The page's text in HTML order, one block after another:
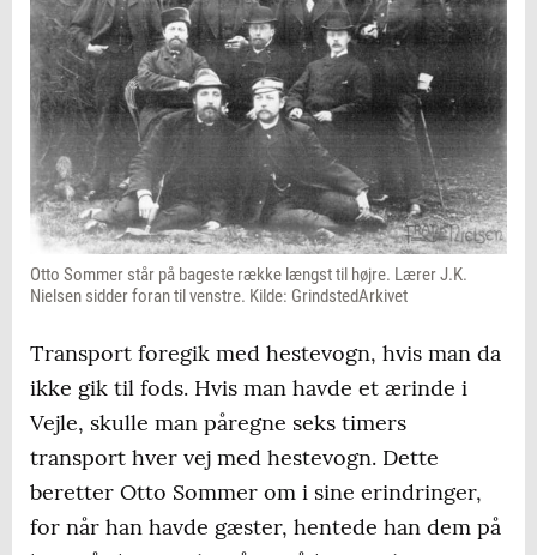
Otto Sommer står på bageste række længst til højre. Lærer J.K.
Nielsen sidder foran til venstre. Kilde: GrindstedArkivet
Transport foregik med hestevogn, hvis man da
ikke gik til fods. Hvis man havde et ærinde i
Vejle, skulle man påregne seks timers
transport hver vej med hestevogn. Dette
beretter Otto Sommer om i sine erindringer,
for når han havde gæster, hentede han dem på